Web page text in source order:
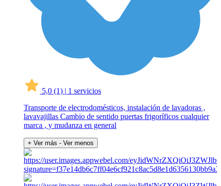
5,0 (1) | 1 servicios
Transporte de electrodomésticos, instalación de lavadoras ,
lavavajillas Cambio de sentido puertas frigoríficos cualquier
marca , y mudanza en general
+ Ver más - Ver menos